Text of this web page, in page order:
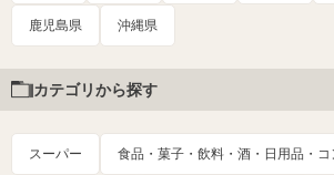
鹿児島県 沖縄県
カテゴリから探す
スーパー 食品・菓子・飲料・酒・日用品・コ